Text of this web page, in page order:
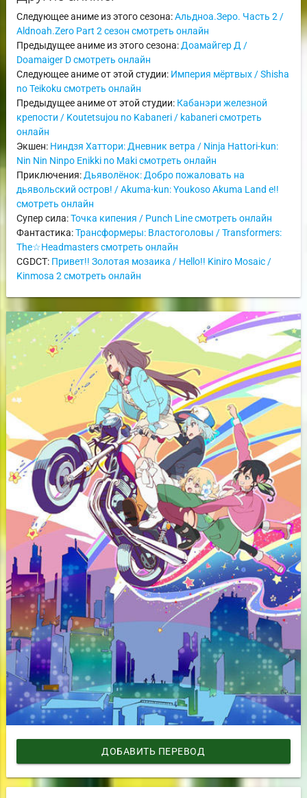
Следующее аниме из этого сезона:Альдноа.Зеро. Часть 2 /
Aldnoah.Zero Part 2 сезон смотреть онлайн
Предыдущее аниме из этого сезона: Доамайгер Д /
Doamaiger D смотреть онлайн
Следующее аниме от этой студии: Империя мёртвых / Shisha
no Teikoku смотреть онлайн
Предыдущее аниме от этой студии: Кабанэри железной
крепости / Koutetsujou no Kabaneri / kabaneri смотреть
онлайн
Экшен: Ниндзя Хаттори: Дневник ветра / Ninja Hattori-kun:
Nin Nin Ninpo Enikki no Maki смотреть онлайн
Приключения: Дьяволёнок: Добро пожаловать на
дьявольский остров! / Akuma-kun: Youkoso Akuma Land e!!
смотреть онлайн
Супер сила:Точка кипения / Punch Line смотреть онлайн
Фантастика:Трансформеры: Властоголовы / Transformers:
The☆Headmasters смотреть онлайн
CGDCT: Привет!! Золотая мозаика / Hello!! Kiniro Mosaic /
Kinmosa 2 смотреть онлайн
ДОБАВИТЬ ПЕРЕВОД